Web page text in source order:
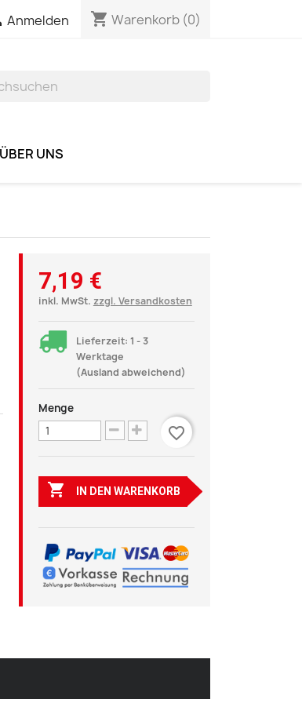
Anmelden shopping_cart Warenkorb (0)
ÜBER UNS
7,19 €
inkl. MwSt. zzgl. Versandkosten
Lieferzeit: 1 - 3
Werktage
(Ausland abweichend)
Menge
favorite_border
 IN DEN WARENKORB